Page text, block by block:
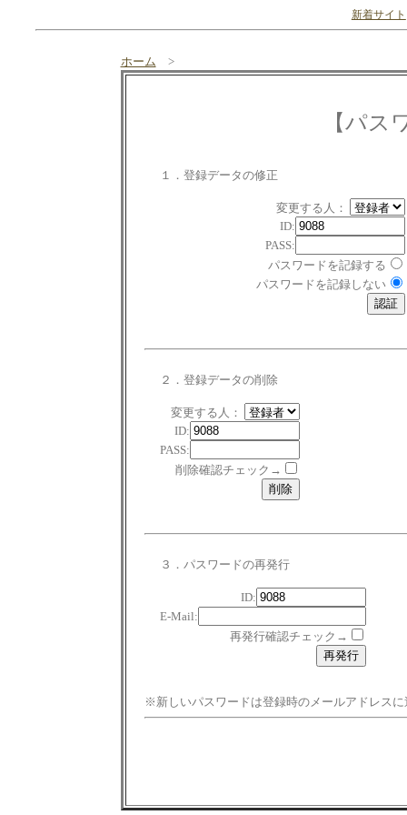
新着サイト
ホーム >
【パス
１．登録データの修正
変更する人：
ID:
PASS:
パスワードを記録する
パスワードを記録しない
２．登録データの削除
変更する人：
ID:
PASS:
削除確認チェック→
３．パスワードの再発行
ID:
E-Mail:
再発行確認チェック→
※新しいパスワードは登録時のメールアドレスに